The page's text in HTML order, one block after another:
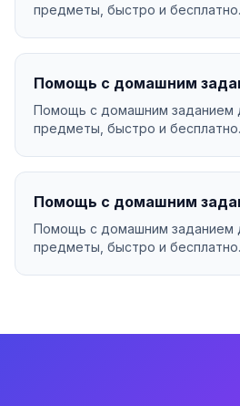
предметы, быстро и
Помощь с домашним
Помощь с домашним заданием
предметы, быстро и
Помощь с домашним
Помощь с домашним заданием
предметы, быстро и